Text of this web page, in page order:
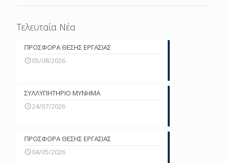
Τελευταία Νέα
ΠΡΟΣΦΟΡΑ ΘΕΣΗΣ ΕΡΓΑΣΙΑΣ
05/08/2026
ΣΥΛΛΥΠΗΤΗΡΙΟ ΜΥΝΗΜΑ
24/07/2026
ΠΡΟΣΦΟΡΑ ΘΕΣΗΣ ΕΡΓΑΣΙΑΣ
04/05/2026